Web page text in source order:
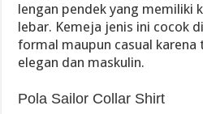
lengan pendek yang memiliki
lebar. Kemeja jenis ini cocok
formal maupun casual karena
elegan dan maskulin.
Pola Sailor Collar Shirt